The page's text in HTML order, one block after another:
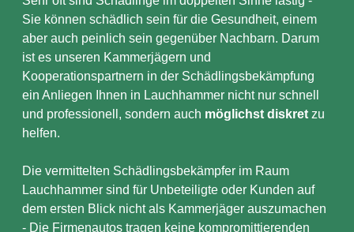
Sie können schädlich sein für die Gesundheit, einem
aber auch peinlich sein gegenüber Nachbarn. Darum
ist es unseren Kammerjägern und
Kooperationspartnern in der Schädlingsbekämpfung
ein Anliegen Ihnen in Lauchhammer nicht nur schnell
und professionell, sondern auch möglichst diskret zu
helfen.
Die vermittelten Schädlingsbekämpfer im Raum
Lauchhammer sind für Unbeteiligte oder Kunden auf
dem ersten Blick nicht als Kammerjäger auszumachen
- Die Firmenautos tragen keine kompromittierenden